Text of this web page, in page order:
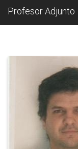
Profesor Adjunto